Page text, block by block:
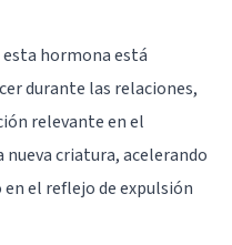
esta hormona está
durante las relaciones,
relevante en el
criatura, acelerando
el reflejo de expulsión